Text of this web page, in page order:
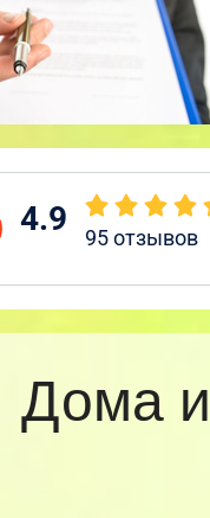
4.9 95отзывов
Дома